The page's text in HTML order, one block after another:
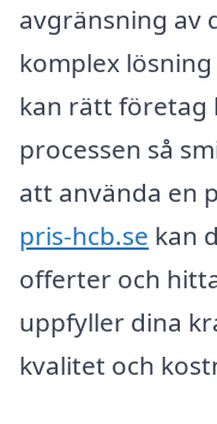
avgränsning av
komplex
kan rätt företag
processen så
att använda en
pris-hcb.se kan
offerter och
uppfyller dina
kvalitet och